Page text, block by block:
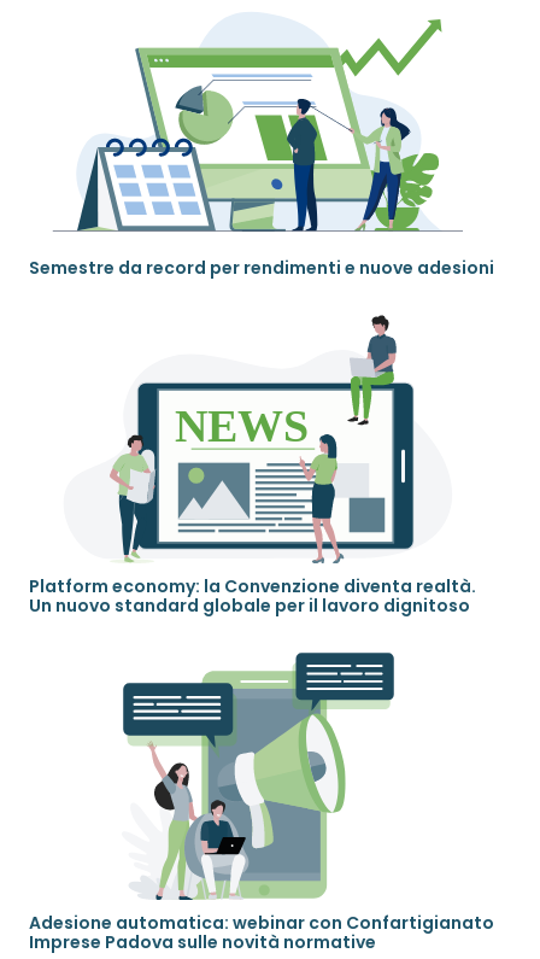
Semestre da record per rendimenti e nuove adesioni
Platform economy: la Convenzione diventa realtà.
Un nuovo standard globale per il lavoro dignitoso
Adesione automatica: webinar con Confartigianato
Imprese Padova sulle novità normative